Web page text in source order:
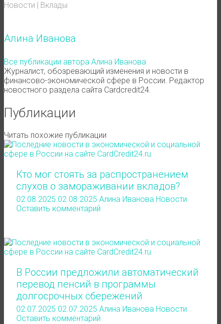
Новости | Вклады
Алина Иванова
Все публикации автора Алина Иванова
Журналист, обозревающий изменения и новости в
финансово-экономической сфере в России. Редактор
новостного раздела сайта Cardcredit24.
Публикации
Читать похожие публикации
Кто мог стоять за распространением
слухов о замораживании вкладов?
02.08.2025 02.08.2025 Алина Иванова Новости
Оставить комментарий
В России предложили автоматический
перевод пенсий в программы
долгосрочных сбережений
02.07.2025 02.07.2025 Алина Иванова Новости
Оставить комментарий